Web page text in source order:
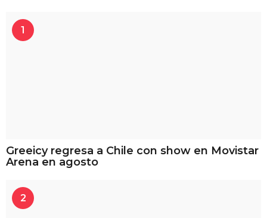
1
Greeicy regresa a Chile con show en Movistar
Arena en agosto
2